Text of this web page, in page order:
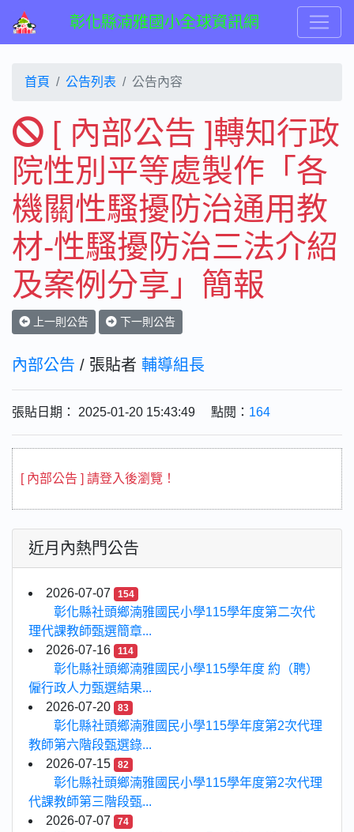
彰化縣湳雅國小全球資訊網
首頁 公告列表 公告內容
[ 內部公告 ]轉知行政
院性別平等處製作「各
機關性騷擾防治通用教
材-性騷擾防治三法介紹
及案例分享」簡報
上一則公告 下一則公告
內部公告 / 張貼者 輔導組長
張貼日期： 2025-01-20 15:43:49 點閱： 164
[ 內部公告 ] 請登入後瀏覽！
近月內熱門公告
2026-07-07 154
彰化縣社頭鄉湳雅國民小學115學年度第二次代
理代課教師甄選簡章...
2026-07-16
114
彰化縣社頭鄉湳雅國民小學115學年度 約（聘）
僱行政人力甄選結果...
2026-07-20
83
彰化縣社頭鄉湳雅國民小學115學年度第2次代理
教師第六階段甄選錄...
2026-07-15
82
彰化縣社頭鄉湳雅國民小學115學年度第2次代理
代課教師第三階段甄...
2026-07-07
74